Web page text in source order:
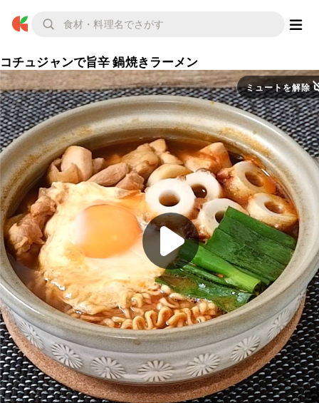
コチュジャンで旨辛 鍋焼きラーメン
ミュートを解除